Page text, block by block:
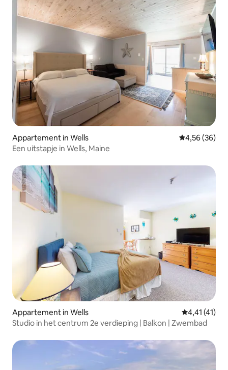
Appartement in Wells Gemiddelde
4,56 (36)
Een uitstapje in Wells, Maine
Appartement in Wells Gemiddelde
4,41 (41)
Studio in het centrum 2e verdieping | Balkon | Zwembad